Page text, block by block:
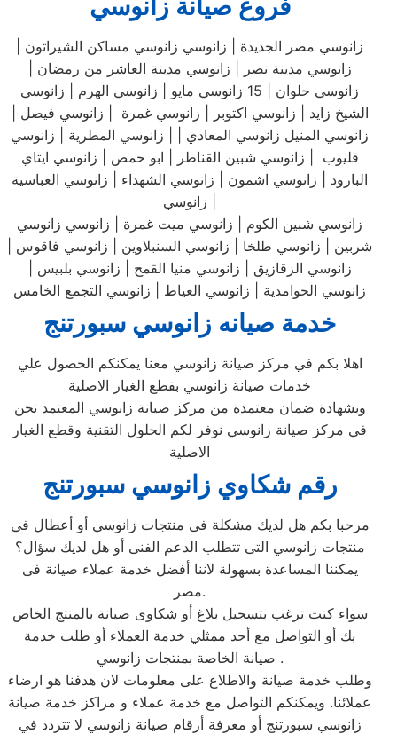
فروع صيانة زانوسي
زانوسي مصر الجديدة | زانوسي زانوسي مساكن الشيراتون |
زانوسي مدينة نصر | زانوسي مدينة العاشر من رمضان |
زانوسي حلوان | 15 زانوسي مايو | زانوسي الهرم | زانوسي
الشيخ زايد | زانوسي اكتوبر | زانوسي غمرة | زانوسي فيصل |
زانوسي المنيل زانوسي المعادي | | زانوسي المطرية | زانوسي
قليوب | زانوسي شبين القناطر | ابو حمص | زانوسي ايتاي
البارود | زانوسي اشمون | زانوسي الشهداء | زانوسي العباسية
زانوسي شبين الكوم | زانوسي ميت غمرة | زانوسي زانوسي
شربين | زانوسي طلخا | زانوسي السنبلاوين | زانوسي فاقوس |
زانوسي الزقازيق | زانوسي منيا القمح | زانوسي بلبيس |
زانوسي الحوامدية | زانوسي العياط | زانوسي التجمع الخامس
خدمة صيانه زانوسي سبورتنج
اهلا بكم في مركز صيانة زانوسي معنا يمكنكم الحصول علي
خدمات صيانة زانوسي بقطع الغيار الاصلية
وبشهادة ضمان معتمدة من مركز صيانة زانوسي المعتمد نحن
في مركز صيانة زانوسي نوفر لكم الحلول التقنية وقطع الغيار
الاصلية
رقم شكاوي زانوسي سبورتنج
مرحبا بكم هل لديك مشكلة فى منتجات زانوسي أو أعطال في
منتجات زانوسي التى تتطلب الدعم الفنى أو هل لديك سؤال؟
يمكننا المساعدة بسهولة لاننا أفضل خدمة عملاء صيانة فى
مصر.
سواء كنت ترغب بتسجيل بلاغ أو شكاوى صيانة بالمنتج الخاص
بك أو التواصل مع أحد ممثلي خدمة العملاء أو طلب خدمة
صيانة الخاصة بمنتجات زانوسي .
وطلب خدمة صيانة والاطلاع على معلومات لان هدفنا هو ارضاء
عملائنا. ويمكنكم التواصل مع خدمة عملاء و مراكز خدمة صيانة
زانوسي سبورتنج أو معرفة أرقام صيانة زانوسي لا تتردد في